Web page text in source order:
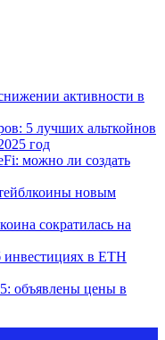
активности в
5 лучших альткойнов
год
можно ли создать
новым
сократилась на
в ETH
объявлены цены в